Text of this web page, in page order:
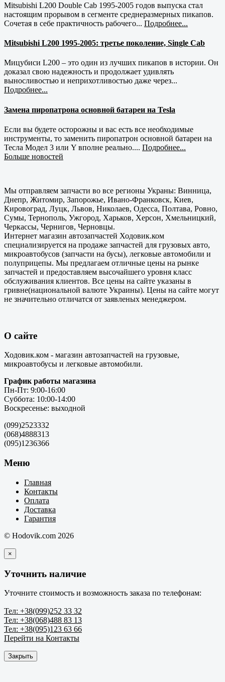
Mitsubishi L200 Double Cab 1995-2005 годов выпуска стал
настоящим прорывом в сегменте среднеразмерных пикапов.
Сочетая в себе практичность рабочего... Подробнее...
Mitsubishi L200 1995-2005: третье поколение, Single Cab
Мицубиси L200 – это один из лучших пикапов в истории. Он
доказал свою надежность и продолжает удивлять
выносливостью и неприхотливостью даже через...
Подробнее...
Замена пиропатрона основной батареи на Tesla
Если вы будете осторожны и вас есть все необходимые
инструменты, то заменить пиропатрон основной батареи на
Тесла Модел 3 или Y вполне реально.... Подробнее...
Больше новостей
Мы отправляем запчасти во все регионы Украны: Винница,
Днепр, Житомир, Запорожье, Ивано-Франковск, Киев,
Кировоград, Луцк, Львов, Николаев, Одесса, Полтава, Ровно,
Сумы, Тернополь, Ужгород, Харьков, Херсон, Хмельницкий,
Черкассы, Чернигов, Черновцы.
Интернет магазин автозапчастей Ходовик.ком
специализируется на продаже запчастей для грузовых авто,
микроавтобусов (запчасти на бусы), легковые автомобили и
полуприцепы. Мы предлагаем отличные цены на рынке
запчастей и предоставляем высочайшего уровня класс
обслуживания клиентов. Все цены на сайте указаны в
гривне(национальной валюте Украины). Цены на сайте могут
не значительно отличатся от заявленых менеджером.
О сайте
Ходовик.ком - магазин автозапчастей на грузовые,
микроавтобусы и легковые автомобили.
График работы магазина
Пн-Пт: 9:00-16:00
Суббота: 10:00-14:00
Воскресенье: выходной
(099)2523332
(068)4888313
(095)1236366
Меню
Главная
Контакты
Оплата
Доставка
Гарантия
© Hodovik.com 2026
×
Уточнить наличие
Уточните стоимость и возможность заказа по телефонам:
Тел: +38(099)252 33 32
Тел: +38(068)488 83 13
Тел: +38(095)123 63 66
Перейти на Контакты
Закрыть